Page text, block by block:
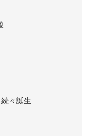
々誕生